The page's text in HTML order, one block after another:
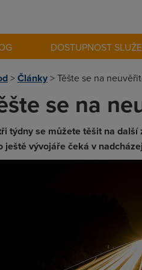
DOSTUPNOST
>Články>Těšte se na
se na
týdny se můžete těšit na
ještě vývojáře čeká v